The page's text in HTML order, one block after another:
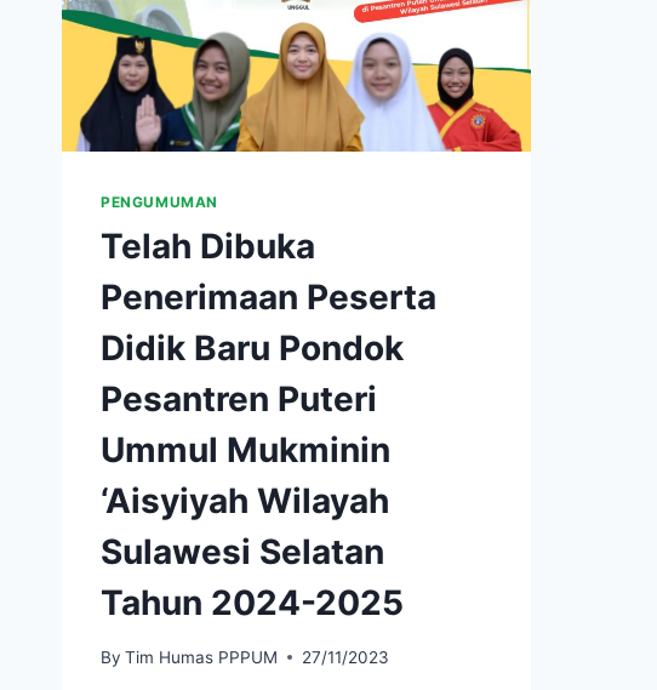
PENGUMUMAN
Telah Dibuka
Penerimaan Peserta
Didik Baru Pondok
Pesantren Puteri
Ummul Mukminin
‘Aisyiyah Wilayah
Sulawesi Selatan
Tahun 2024-2025
By Tim Humas PPPUM 27/11/2023